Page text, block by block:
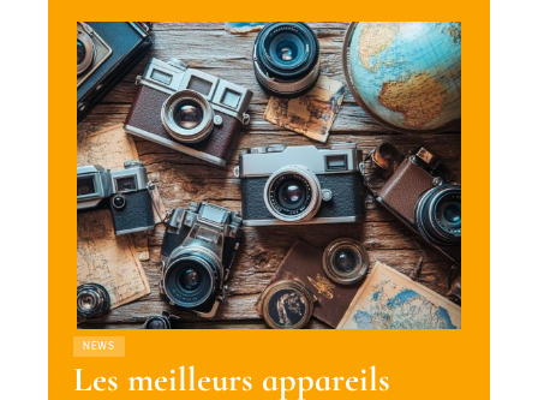
NEWS
Les meilleurs appareils